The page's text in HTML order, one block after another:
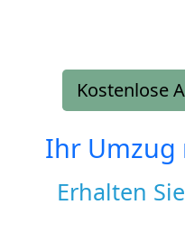
Kostenlose
Ihr Umzug
Erhalten